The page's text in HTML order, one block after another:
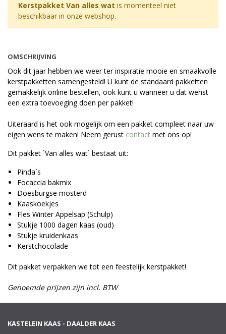
OMSCHRIJVING
Ook dit jaar hebben we weer ter inspiratie mooie en smaakvolle
kerstpakketten samengesteld! U kunt de standaard pakketten
gemakkelijk online bestellen, ook kunt u wanneer u dat wenst
een extra toevoeging doen per pakket!
Uiteraard is het ook mogelijk om een pakket compleet naar uw
eigen wens te maken! Neem gerust contact met ons op!
Dit pakket `Van alles wat` bestaat uit:
Pinda`s
Focaccia bakmix
Doesburgse mosterd
Kaaskoekjes
Fles Winter Appelsap (Schulp)
Stukje 1000 dagen kaas (oud)
Stukje kruidenkaas
Kerstchocolade
Dit pakket verpakken we tot een feestelijk kerstpakket!
Genoemde prijzen zijn incl. BTW
Kerstpakket Van alles wat is momenteel niet
beschikbaar in onze webshop.
KASTELEIN KAAS - DAALDER KAAS